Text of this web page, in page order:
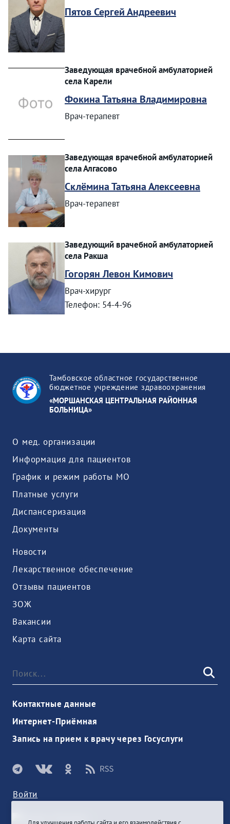
Пятов Сергей Андреевич
Заведующая врачебной амбулаторией
села Карели
Фокина Татьяна Владимировна
Врач-терапевт
Заведующая врачебной амбулаторией
села Алгасово
Склёмина Татьяна Алексеевна
Врач-терапевт
Заведующий врачебной амбулаторией
села Ракша
Гогорян Левон Кимович
Врач-хирург
Телефон: 54-4-96
Тамбовское областное государственное
бюджетное учреждение здравоохранения
«МОРШАНСКАЯ ЦЕНТРАЛЬНАЯ РАЙОННАЯ
БОЛЬНИЦА»
О мед. организации
Информация для пациентов
График и режим работы МО
Платные услуги
Диспансеризация
Документы
Новости
Лекарственное обеспечение
Отзывы пациентов
ЗОЖ
Вакансии
Карта сайта
Контактные данные
Интернет-Приёмная
Запись на прием к врачу через Госуслуги
Войти